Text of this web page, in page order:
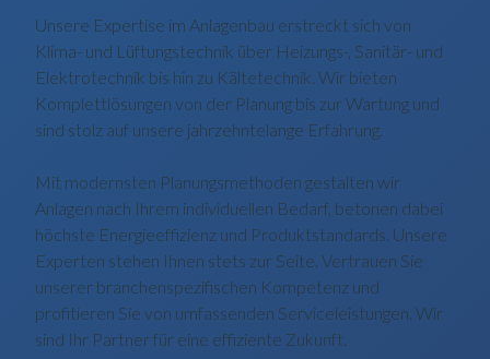
Unsere Expertise im Anlagenbau erstreckt sich von
Klima- und Lüftungstechnik über Heizungs-, Sanitär- und
Elektrotechnik bis hin zu Kältetechnik. Wir bieten
Komplettlösungen von der Planung bis zur Wartung und
sind stolz auf unsere jahrzehntelange Erfahrung.
Mit modernsten Planungsmethoden gestalten wir
Anlagen nach Ihrem individuellen Bedarf, betonen dabei
höchste Energieeffizienz und Produktstandards. Unsere
Experten stehen Ihnen stets zur Seite. Vertrauen Sie
unserer branchenspezifischen Kompetenz und
profitieren Sie von umfassenden Serviceleistungen. Wir
sind Ihr Partner für eine effiziente Zukunft.